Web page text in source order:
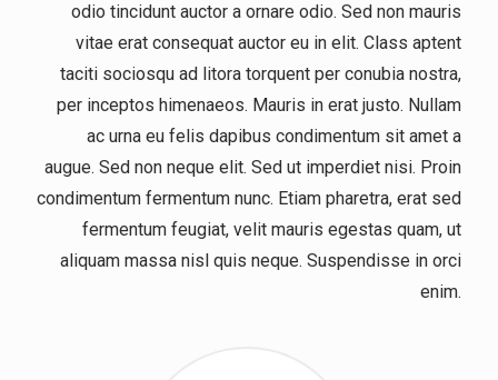
odio tincidunt auctor a ornare odio. Sed non mauris
vitae erat consequat auctor eu in elit. Class aptent
taciti sociosqu ad litora torquent per conubia nostra,
per inceptos himenaeos. Mauris in erat justo. Nullam
ac urna eu felis dapibus condimentum sit amet a
augue. Sed non neque elit. Sed ut imperdiet nisi. Proin
condimentum fermentum nunc. Etiam pharetra, erat sed
fermentum feugiat, velit mauris egestas quam, ut
aliquam massa nisl quis neque. Suspendisse in orci
enim.